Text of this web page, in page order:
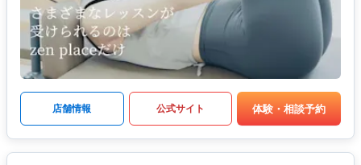
店舗情報 公式サイト 体験・相談予約